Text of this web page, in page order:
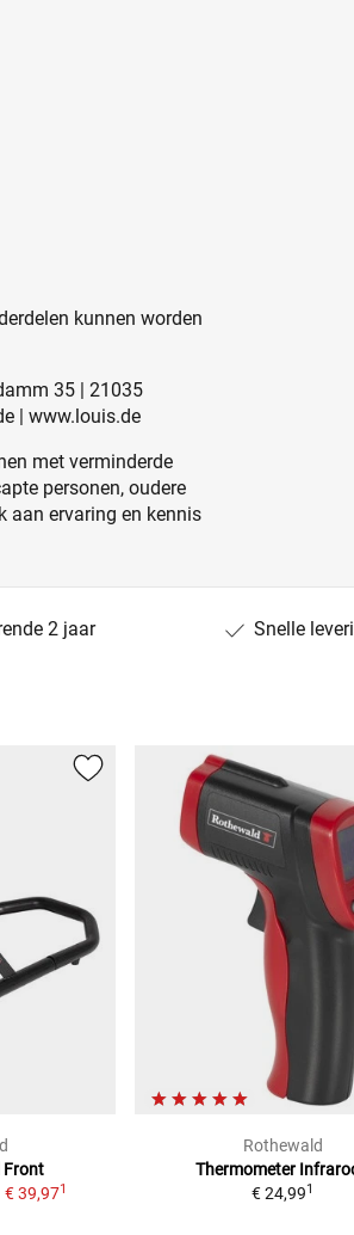
kunnen worden
35 | 21035
| www.louis.de
met verminderde
personen, oudere
aan ervaring en kennis
2 jaar Snelle
Front
€ 39,971
Rothewald
Thermometer
€ 24,991